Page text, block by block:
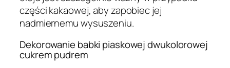
części kakaowej, aby zapobiec jej
nadmiernemu wysuszeniu.
Dekorowanie babki piaskowej dwukolorowej
cukrem pudrem